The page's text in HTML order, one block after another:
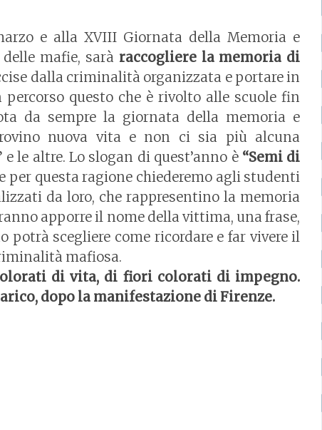
e alla XVIII Giornata della Memoria e
mafie, sarà raccogliere la memoria di
dalla criminalità organizzata e portare in
questo che è rivolto alle scuole fin
da sempre la giornata della memoria e
nuova vita e non ci sia più alcuna
le altre. Lo slogan di quest’anno è “Semi di
per questa ragione chiederemo agli studenti
da loro, che rappresentino la memoria
apporre il nome della vittima, una frase,
potrà scegliere come ricordare e far vivere il
mafiosa.
di vita, di fiori colorati di impegno.
dopo la manifestazione di Firenze.